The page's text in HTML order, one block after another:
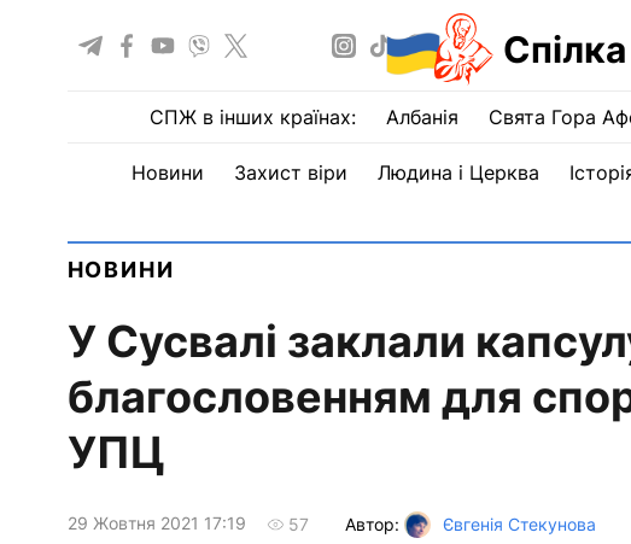
СПЖ в інших країнах: Албанія Свята Гора
Новини Захист віри Людина і Церква
НОВИНИ
У Сусвалі заклали
благословенням для
УПЦ
29 Жовтня 2021 17:19 57 Автор: Євгенія Стекунова